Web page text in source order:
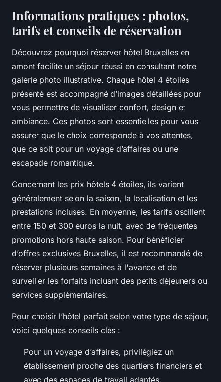
Informations pratiques : photos,
tarifs et conseils de réservation
Découvrez pourquoi réserver hôtel Bruxelles en
amont facilite un séjour réussi en consultant notre
galerie photo illustrative. Chaque hôtel 4 étoiles
présenté est accompagné d’images détaillées pour
vous permettre de visualiser confort, design et
ambiance. Ces photos sont essentielles pour vous
assurer que le choix corresponde à vos attentes,
que ce soit pour un voyage d’affaires ou une
escapade romantique.
Concernant les prix hôtels 4 étoiles, ils varient
généralement selon la saison, la localisation et les
prestations incluses. En moyenne, les tarifs oscillent
entre 150 et 300 euros la nuit, avec de fréquentes
promotions hors haute saison. Pour bénéficier
d’offres exclusives Bruxelles, il est recommandé de
réserver plusieurs semaines à l'avance et de
surveiller les forfaits incluant des petits déjeuners ou
services supplémentaires.
Pour choisir l’hôtel parfait selon votre type de séjour,
voici quelques conseils clés :
Pour un voyage d’affaires, privilégiez un
établissement proche des quartiers financiers et
avec des espaces de travail adaptés.